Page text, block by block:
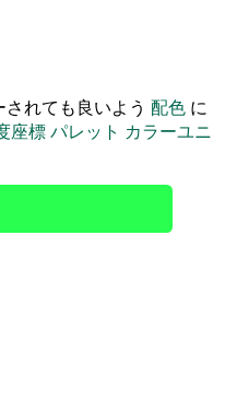
れても良いよう 配色 に
座標パレット カラーユニ